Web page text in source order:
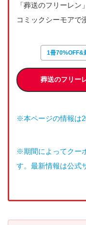
「葬送のフリーレ
コミックシーモアで
1冊70%OFF&
葬送のフリー
※本ページの情報は
※期間によってクー
す。最新情報は公式